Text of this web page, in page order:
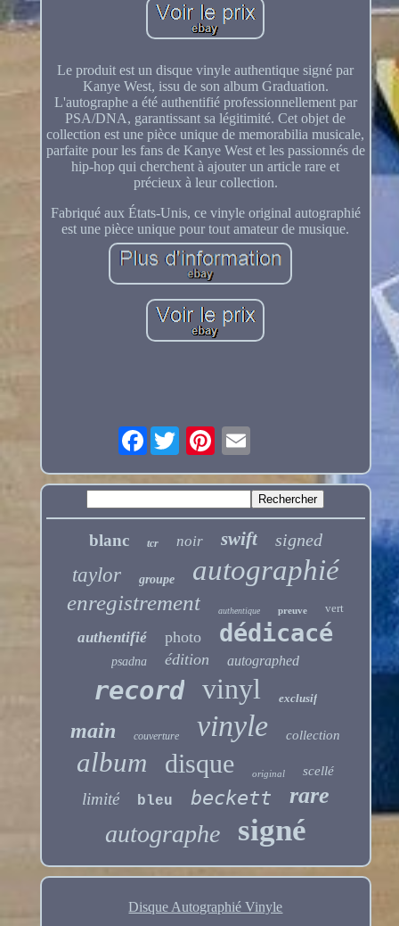
Le produit est un disque vinyle authentique signé par
Kanye West, issu de son album Graduation.
L'autographe a été authentifié professionnellement par
PSA/DNA, garantissant sa légitimité. Cet objet de
collection est une pièce unique de memorabilia musicale,
parfaite pour les fans de Kanye West et les passionnés de
hip-hop qui cherchent à ajouter un article rare et
précieux à leur collection.
Fabriqué aux États-Unis, ce vinyle original autographié
est une pièce unique pour tout amateur de musique.
Facebook
blanc tcr noir swift signed
taylor groupe autographié
enregistrement authentique preuve vert
authentifié photo dédicacé
psadna édition autographed
record vinyl exclusif
main couverture vinyle collection
album disque original scellé
limité bleu beckett rare
autographe signé
Disque Autographié Vinyle